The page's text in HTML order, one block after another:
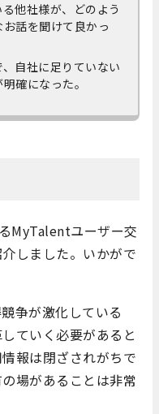
他社様が、どのよう
話を聞けて良かっ
自社に足りていない
確になった。
MyTalentユーザー交
しました。いかがで
争が激化している
ていく必要があると
報は閉ざされがちで
場があることは非常